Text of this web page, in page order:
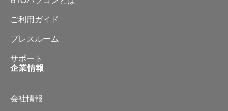
ご利用ガイド
プレスルーム
サポート
企業情報
会社情報